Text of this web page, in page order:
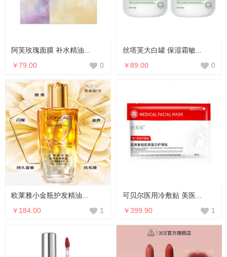
阿芙玫瑰面膜 补水精油...
￥79.00
0
丝塔芙大白罐 保湿霜敏...
￥89.00
0
欧莱雅小金瓶护发精油...
￥184.00
1
可贝尔医用冷敷贴 美医...
￥399.90
1